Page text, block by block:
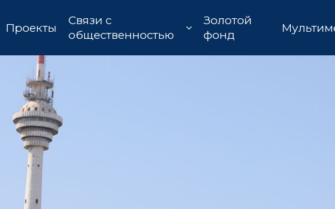
Проекты
Связи с
общественностью
Золотой
фонд